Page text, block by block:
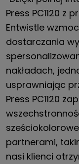
Press PC1120
Entwistle
dostarczania
nakładach,
usprawniając
Press PC1120
partnerami,
nasi klienci